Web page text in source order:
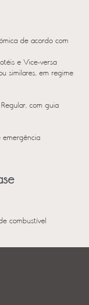
de acordo com
e Vice-versa
similares, em regime
com guia
emergência
combustível